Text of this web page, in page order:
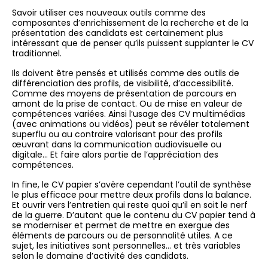
Savoir utiliser ces nouveaux outils comme des
composantes d’enrichissement de la recherche et de la
présentation des candidats est certainement plus
intéressant que de penser qu’ils puissent supplanter le CV
traditionnel.
Ils doivent être pensés et utilisés comme des outils de
différenciation des profils, de visibilité, d’accessibilité.
Comme des moyens de présentation de parcours en
amont de la prise de contact. Ou de mise en valeur de
compétences variées. Ainsi l’usage des CV multimédias
(avec animations ou vidéos) peut se révéler totalement
superflu ou au contraire valorisant pour des profils
œuvrant dans la communication audiovisuelle ou
digitale… Et faire alors partie de l’appréciation des
compétences.
In fine, le CV papier s’avère cependant l’outil de synthèse
le plus efficace pour mettre deux profils dans la balance.
Et ouvrir vers l’entretien qui reste quoi qu’il en soit le nerf
de la guerre. D’autant que le contenu du CV papier tend à
se moderniser et permet de mettre en exergue des
éléments de parcours ou de personnalité utiles. A ce
sujet, les initiatives sont personnelles… et très variables
selon le domaine d’activité des candidats.